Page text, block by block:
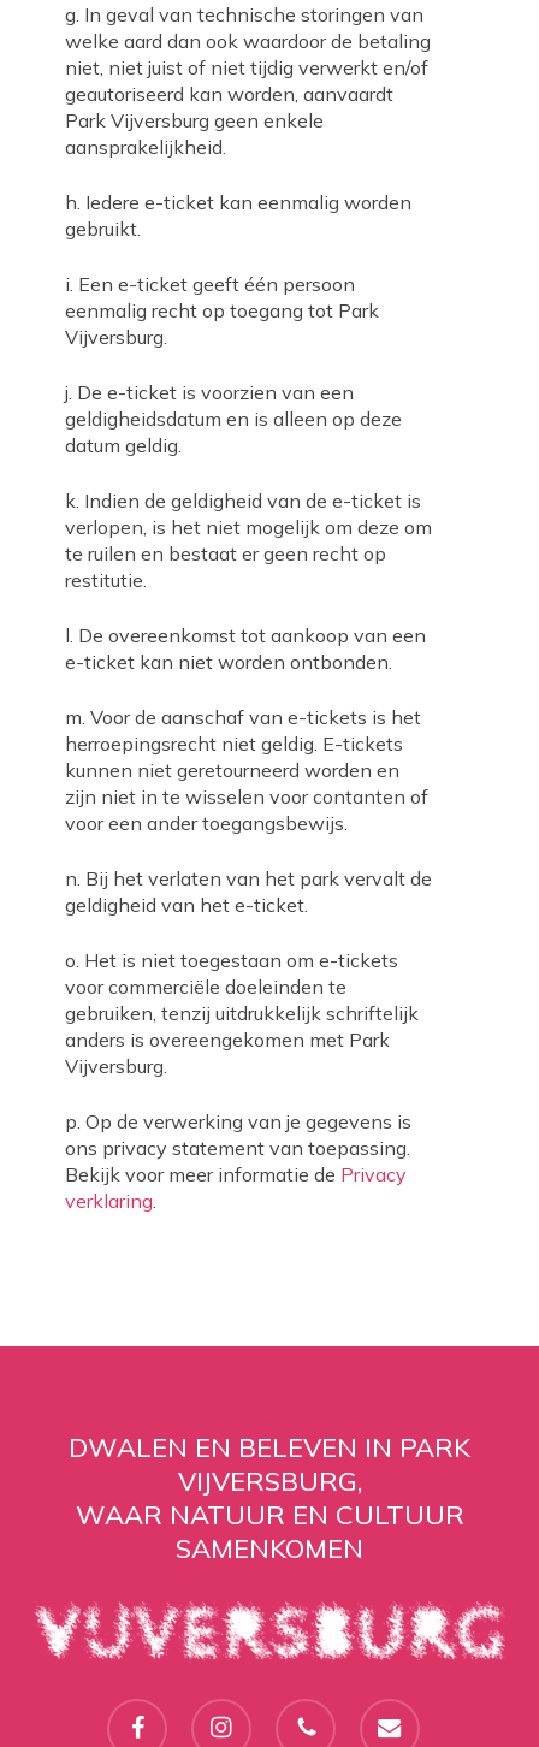
g. In geval van technische storingen van
welke aard dan ook waardoor de betaling
niet, niet juist of niet tijdig verwerkt en/of
geautoriseerd kan worden, aanvaardt
Park Vijversburg geen enkele
aansprakelijkheid.
h. Iedere e-ticket kan eenmalig worden
gebruikt.
i. Een e-ticket geeft één persoon
eenmalig recht op toegang tot Park
Vijversburg.
j. De e-ticket is voorzien van een
geldigheidsdatum en is alleen op deze
datum geldig.
k. Indien de geldigheid van de e-ticket is
verlopen, is het niet mogelijk om deze om
te ruilen en bestaat er geen recht op
restitutie.
l. De overeenkomst tot aankoop van een
e-ticket kan niet worden ontbonden.
m. Voor de aanschaf van e-tickets is het
herroepingsrecht niet geldig. E-tickets
kunnen niet geretourneerd worden en
zijn niet in te wisselen voor contanten of
voor een ander toegangsbewijs.
n. Bij het verlaten van het park vervalt de
geldigheid van het e-ticket.
o. Het is niet toegestaan om e-tickets
voor commerciële doeleinden te
gebruiken, tenzij uitdrukkelijk schriftelijk
anders is overeengekomen met Park
Vijversburg.
p. Op de verwerking van je gegevens is
ons privacy statement van toepassing.
Bekijk voor meer informatie de Privacy
verklaring
DWALEN EN BELEVEN IN PARK
VIJVERSBURG,
WAAR NATUUR EN CULTUUR
SAMENKOMEN
facebook instagram phone email